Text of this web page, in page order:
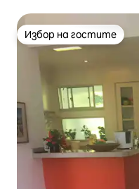
Избор на гостите
Избор на гостите